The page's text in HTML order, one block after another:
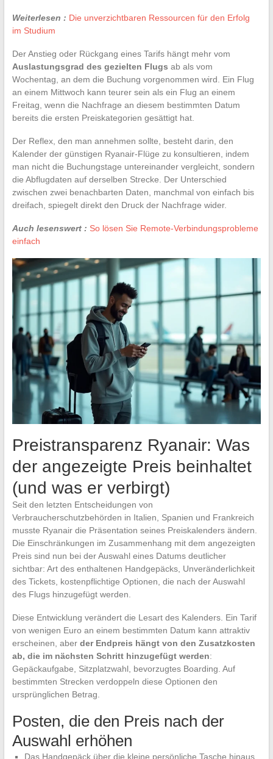
Weiterlesen : Die unverzichtbaren Ressourcen für den Erfolg
im Studium
Der Anstieg oder Rückgang eines Tarifs hängt mehr vom
Auslastungsgrad des gezielten Flugs ab als vom
Wochentag, an dem die Buchung vorgenommen wird. Ein Flug
an einem Mittwoch kann teurer sein als ein Flug an einem
Freitag, wenn die Nachfrage an diesem bestimmten Datum
bereits die ersten Preiskategorien gesättigt hat.
Der Reflex, den man annehmen sollte, besteht darin, den
Kalender der günstigen Ryanair-Flüge zu konsultieren, indem
man nicht die Buchungstage untereinander vergleicht, sondern
die Abflugdaten auf derselben Strecke. Der Unterschied
zwischen zwei benachbarten Daten, manchmal von einfach bis
dreifach, spiegelt direkt den Druck der Nachfrage wider.
Auch lesenswert : So lösen Sie Remote-Verbindungsprobleme
einfach
Preistransparenz Ryanair: Was
der angezeigte Preis beinhaltet
(und was er verbirgt)
Seit den letzten Entscheidungen von
Verbraucherschutzbehörden in Italien, Spanien und Frankreich
musste Ryanair die Präsentation seines Preiskalenders ändern.
Die Einschränkungen im Zusammenhang mit dem angezeigten
Preis sind nun bei der Auswahl eines Datums deutlicher
sichtbar: Art des enthaltenen Handgepäcks, Unveränderlichkeit
des Tickets, kostenpflichtige Optionen, die nach der Auswahl
des Flugs hinzugefügt werden.
Diese Entwicklung verändert die Lesart des Kalenders. Ein Tarif
von wenigen Euro an einem bestimmten Datum kann attraktiv
erscheinen, aber der Endpreis hängt von den Zusatzkosten
ab, die im nächsten Schritt hinzugefügt werden:
Gepäckaufgabe, Sitzplatzwahl, bevorzugtes Boarding. Auf
bestimmten Strecken verdoppeln diese Optionen den
ursprünglichen Betrag.
Posten, die den Preis nach der
Auswahl erhöhen
Das Handgepäck über die kleine persönliche Tasche hinaus,